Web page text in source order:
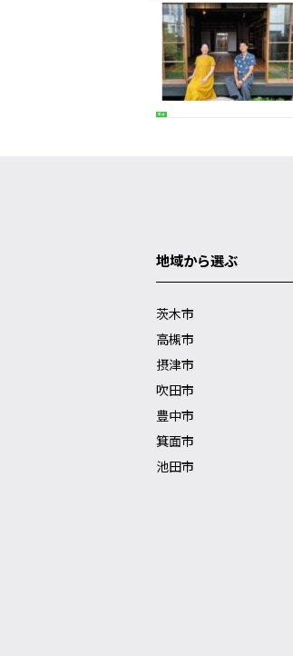
生活
地域から選ぶ
茨木市
高槻市
摂津市
吹田市
豊中市
箕面市
池田市